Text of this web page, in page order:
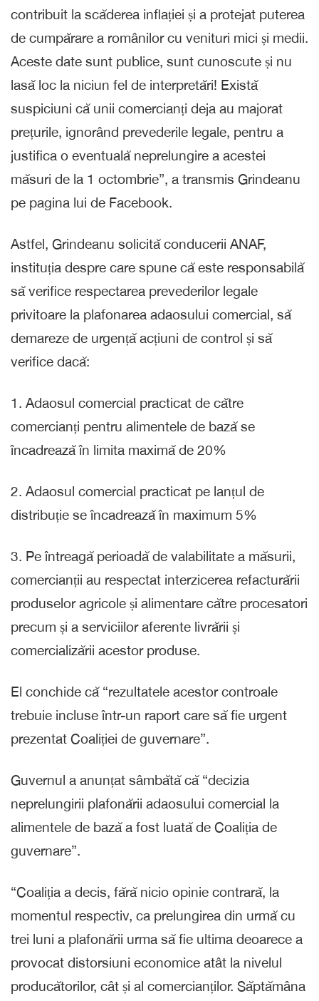
contribuit la scăderea inflației și a protejat puterea
de cumpărare a românilor cu venituri mici și medii.
Aceste date sunt publice, sunt cunoscute și nu
lasă loc la niciun fel de interpretări! Există
suspiciuni că unii comercianți deja au majorat
prețurile, ignorând prevederile legale, pentru a
justifica o eventuală neprelungire a acestei
măsuri de la 1 octombrie”, a transmis Grindeanu
pe pagina lui de Facebook.
Astfel, Grindeanu solicită conducerii ANAF,
instituția despre care spune că este responsabilă
să verifice respectarea prevederilor legale
privitoare la plafonarea adaosului comercial, să
demareze de urgență acțiuni de control și să
verifice dacă:
1.⁠ ⁠Adaosul comercial practicat de către
comercianți pentru alimentele de bază se
încadrează în limita maximă de 20%
2.⁠ ⁠Adaosul comercial practicat pe lanțul de
distribuție se încadrează în maximum 5%
3.⁠ ⁠Pe întreagă perioadă de valabilitate a măsurii,
comercianții au respectat interzicerea refacturării
produselor agricole și alimentare către procesatori
precum și a serviciilor aferente livrării și
comercializării acestor produse.
El conchide că “rezultatele acestor controale
trebuie incluse într-un raport care să fie urgent
prezentat Coaliției de guvernare”.
Guvernul a anunțat sâmbătă că “decizia
neprelungirii plafonării adaosului comercial la
alimentele de bază a fost luată de Coaliția de
guvernare”.
“Coaliția a decis, fără nicio opinie contrară, la
momentul respectiv, ca prelungirea din urmă cu
trei luni a plafonării urma să fie ultima deoarece a
provocat distorsiuni economice atât la nivelul
producătorilor, cât și al comercianților. Săptămâna